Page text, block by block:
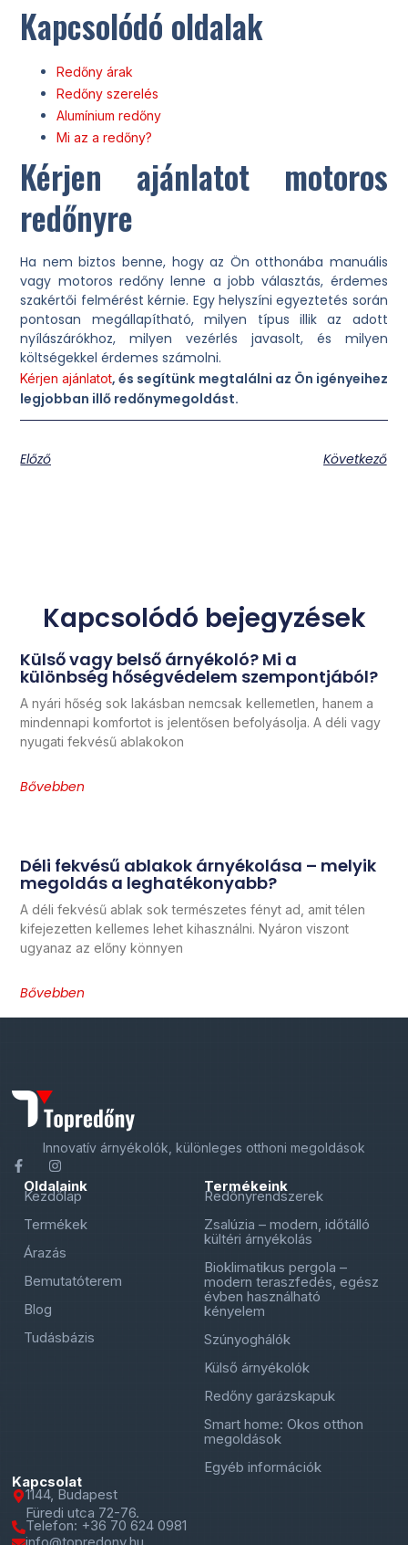
Kapcsolódó oldalak
Redőny árak
Redőny szerelés
Alumínium redőny
Mi az a redőny?
Kérjen ajánlatot motoros
redőnyre
Ha nem biztos benne, hogy az Ön otthonába manuális
vagy motoros redőny lenne a jobb választás, érdemes
szakértői felmérést kérnie. Egy helyszíni egyeztetés során
pontosan megállapítható, milyen típus illik az adott
nyílászárókhoz, milyen vezérlés javasolt, és milyen
költségekkel érdemes számolni.
Kérjen ajánlatot, és segítünk megtalálni az Ön igényeihez
legjobban illő redőnymegoldást.
Előző Következő
Kapcsolódó bejegyzések
Külső vagy belső árnyékoló? Mi a
különbség hőségvédelem szempontjából?
A nyári hőség sok lakásban nemcsak kellemetlen, hanem a
mindennapi komfortot is jelentősen befolyásolja. A déli vagy
nyugati fekvésű ablakokon
Bővebben
Déli fekvésű ablakok árnyékolása – melyik
megoldás a leghatékonyabb?
A déli fekvésű ablak sok természetes fényt ad, amit télen
kifejezetten kellemes lehet kihasználni. Nyáron viszont
ugyanaz az előny könnyen
Bővebben
Innovatív árnyékolók, különleges otthoni megoldások
Oldalaink
Kezdőlap
Termékek
Árazás
Bemutatóterem
Blog
Tudásbázis
Termékeink
Redőnyrendszerek
Zsalúzia – modern, időtálló
kültéri árnyékolás
Bioklimatikus pergola –
modern teraszfedés, egész
évben használható
kényelem
Szúnyoghálók
Külső árnyékolók
Redőny garázskapuk
Smart home: Okos otthon
megoldások
Egyéb információk
Kapcsolat
1144, Budapest
Füredi utca 72-76.
Telefon: +36 70 624 0981
info@topredony.hu